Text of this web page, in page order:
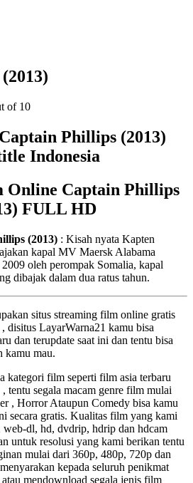
of 10
Phillips (2013)
Indonesia
Online Captain Phillips
FULL HD
(2013) : Kisah nyata Kapten
kapal MV Maersk Alabama
oleh perompak Somalia, kapal
dibajak dalam dua ratus tahun.
situs streaming film online gratis
disitus LayarWarna21 kamu bisa
dan terupdate saat ini dan tentu bisa
kamu mau.
kategori film seperti film asia terbaru
tentu segala macam genre film mulai
, Horror Ataupun Comedy bisa kamu
secara gratis. Kualitas film yang kami
web-dl, hd, dvdrip, hdrip dan hdcam
untuk resolusi yang kami berikan tentu
mulai dari 360p, 480p, 720p dan
kepada seluruh penikmat
mendownload segala jenis film